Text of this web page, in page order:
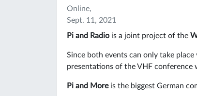
Online,
Sept. 11, 2021
Pi and Radio is a joint project of the
Since both events can only take
presentations of the VHF conference
Pi and Moreis the biggest German